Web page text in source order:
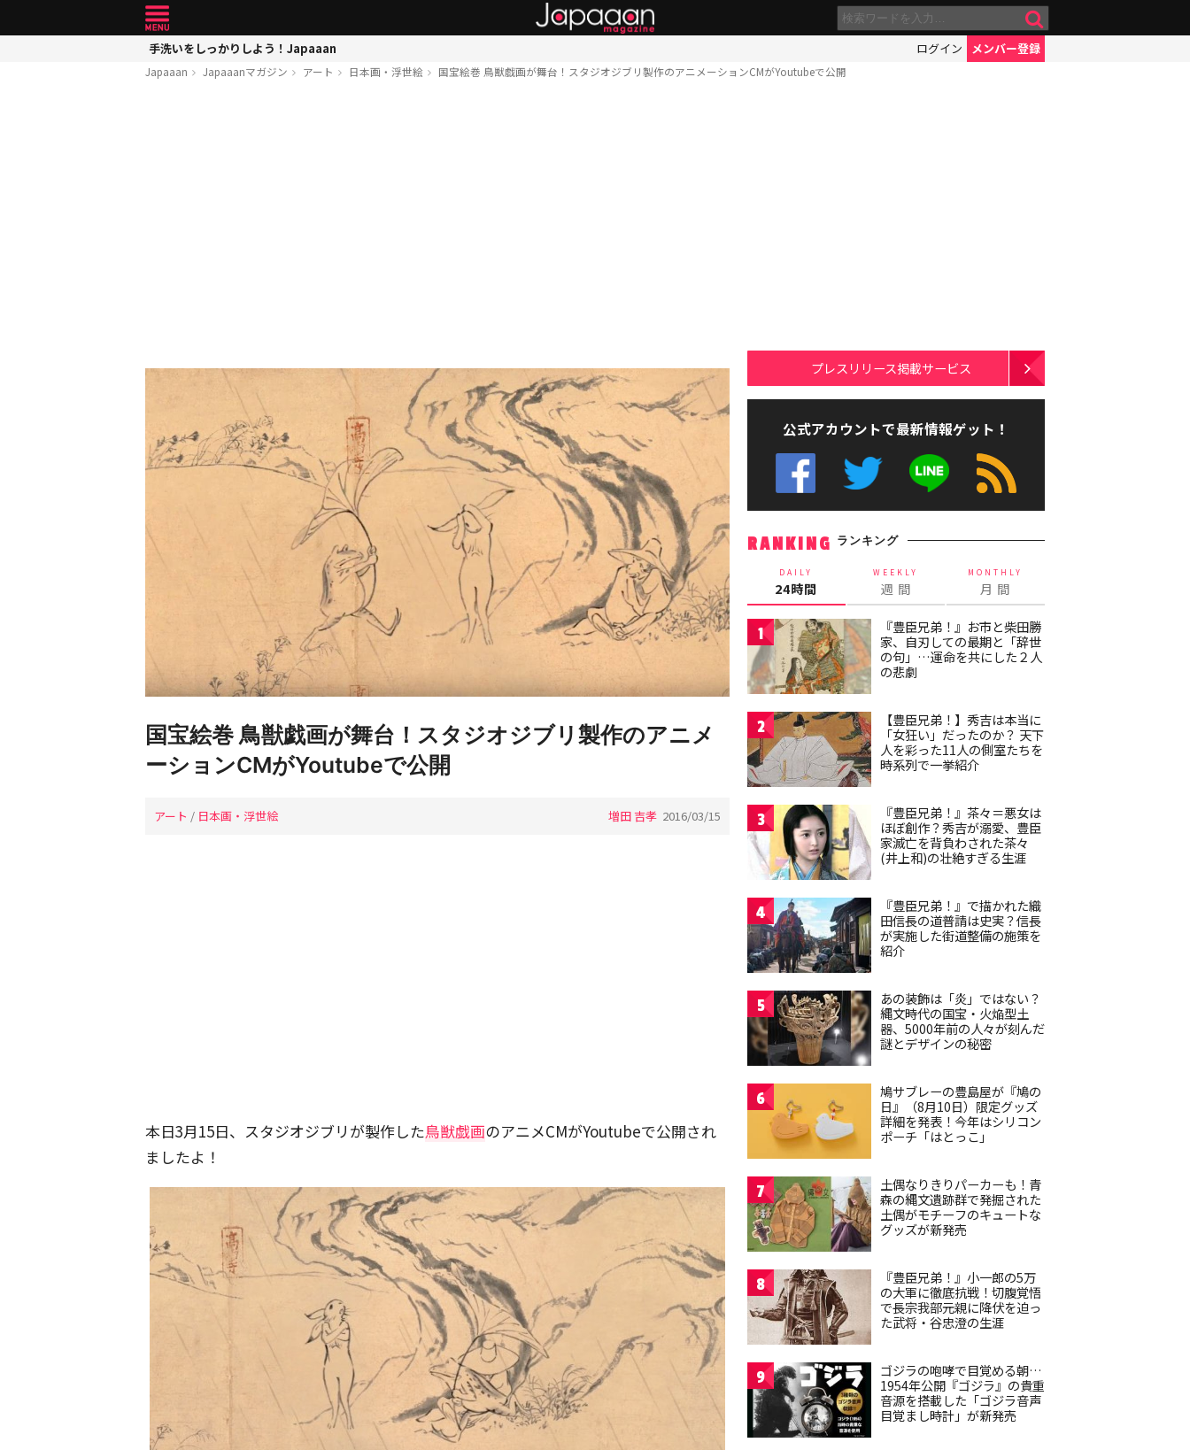
手洗いをしっかりしよう！Japaaan ログイン メンバー登録
Japaaan Japaaanマガジン アート 日本画・浮世絵 国宝絵巻 鳥獣戯画が舞台！スタジオジブリ製作のアニメーションCMがYoutubeで公開
国宝絵巻 鳥獣戯画が舞台！スタジオジブリ製作のアニメ
ーションCMがYoutubeで公開
アート / 日本画・浮世絵 増田 吉孝 2016/03/15
本日3月15日、スタジオジブリが製作した鳥獣戯画のアニメCMがYoutubeで公開され
ましたよ！
プレスリリース掲載サービス
公式アカウントで最新情報ゲット！
RANKING ランキング
DAILY
24時間
WEEKLY
週 間
MONTHLY
月 間
1
『豊臣兄弟！』お市と柴田勝
家、自刃しての最期と「辞世
の句」…運命を共にした２人
の悲劇
2
【豊臣兄弟！】秀吉は本当に
「女狂い」だったのか？ 天下
人を彩った11人の側室たちを
時系列で一挙紹介
3
『豊臣兄弟！』茶々＝悪女は
ほぼ創作？秀吉が溺愛、豊臣
家滅亡を背負わされた茶々
(井上和)の壮絶すぎる生涯
4
『豊臣兄弟！』で描かれた織
田信長の道普請は史実？信長
が実施した街道整備の施策を
紹介
5
あの装飾は「炎」ではない？
縄文時代の国宝・火焔型土
器、5000年前の人々が刻んだ
謎とデザインの秘密
6
鳩サブレーの豊島屋が『鳩の
日』（8月10日）限定グッズ
詳細を発表！今年はシリコン
ポーチ「はとっこ」
7
土偶なりきりパーカーも！青
森の縄文遺跡群で発掘された
土偶がモチーフのキュートな
グッズが新発売
8
『豊臣兄弟！』小一郎の5万
の大軍に徹底抗戦！切腹覚悟
で長宗我部元親に降伏を迫っ
た武将・谷忠澄の生涯
9
ゴジラの咆哮で目覚める朝…
1954年公開『ゴジラ』の貴重
音源を搭載した「ゴジラ音声
目覚まし時計」が新発売